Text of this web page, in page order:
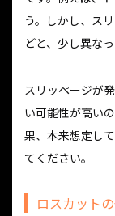
う。しかし、ス
どと、少し異な
スリッページが
い可能性が高い
果、本来想定し
てください。
ロスカット